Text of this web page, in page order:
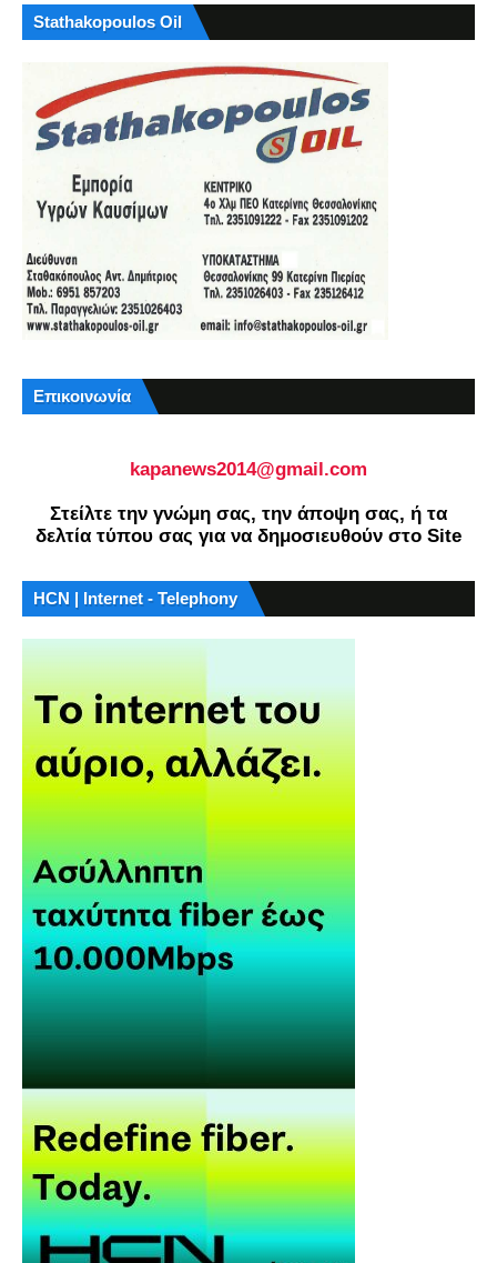
Stathakopoulos Oil
Επικοινωνία
kapanews2014@gmail.com
Στείλτε την γνώμη σας, την άποψη σας, ή τα
δελτία τύπου σας για να δημοσιευθούν στο Site
HCN | Internet - Telephony